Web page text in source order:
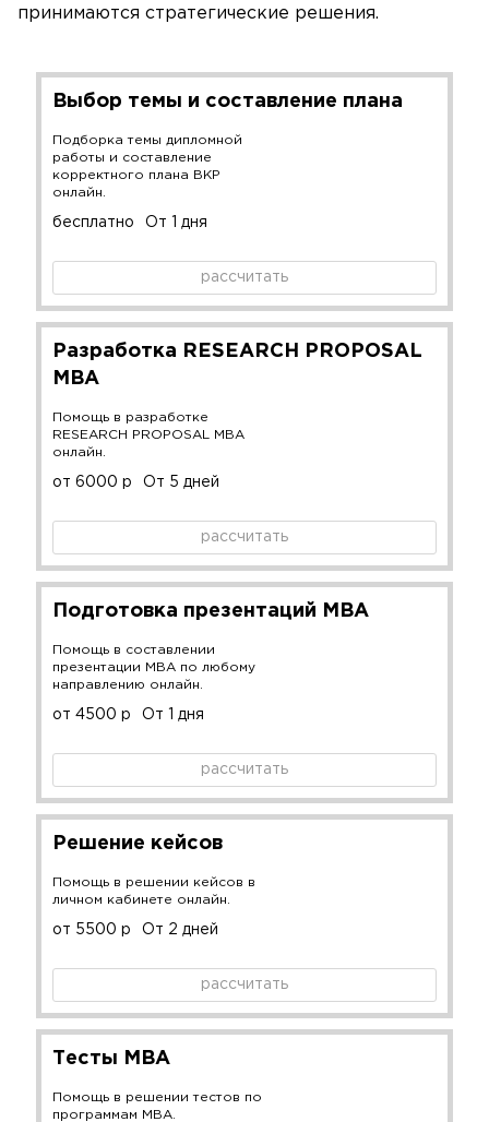
принимаются стратегические решения.
Выбор темы и составление плана
Подборка темы дипломной
работы и составление
корректного плана ВКР
онлайн.
бесплатно От 1 дня
рассчитать
Разработка RESEARCH PROPOSAL
MBA
Помощь в разработке
RESEARCH PROPOSAL MBA
онлайн.
от 6000 р От 5 дней
рассчитать
Подготовка презентаций MBA
Помощь в составлении
презентации MBA по любому
направлению онлайн.
от 4500 р От 1 дня
рассчитать
Решение кейсов
Помощь в решении кейсов в
личном кабинете онлайн.
от 5500 р От 2 дней
рассчитать
Тесты MBA
Помощь в решении тестов по
программам MBA.